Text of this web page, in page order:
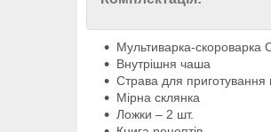
Мультиварка-скороварка
Внутрішня чаша
Страва для приготування
Мірна склянка
Ложки – 2 шт.